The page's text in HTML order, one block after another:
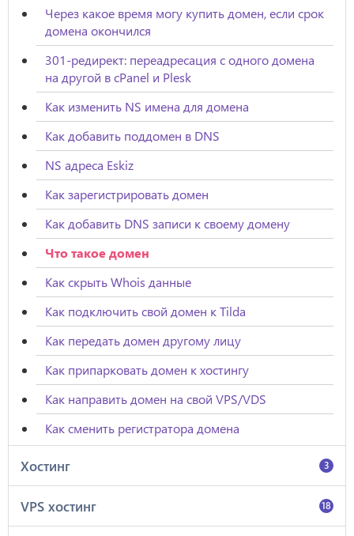
Через какое время могу купить домен, если срок
домена окончился
301-редирект: переадресация с одного домена
на другой в cPanel и Plesk
Как изменить NS имена для домена
Как добавить поддомен в DNS
NS адреса Eskiz
Как зарегистрировать домен
Как добавить DNS записи к своему домену
Что такое домен
Как скрыть Whois данные
Как подключить свой домен к Tilda
Как передать домен другому лицу
Как припарковать домен к хостингу
Как направить домен на свой VPS/VDS
Как сменить регистратора домена
Хостинг 3
VPS хостинг 18